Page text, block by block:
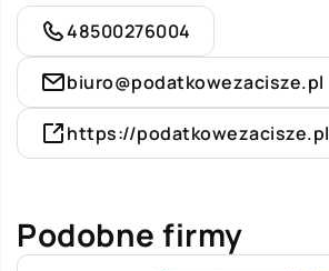
48500276004
biuro@podatkowezacisze.pl
https://podatkowezacisze.pl
Podobne firmy